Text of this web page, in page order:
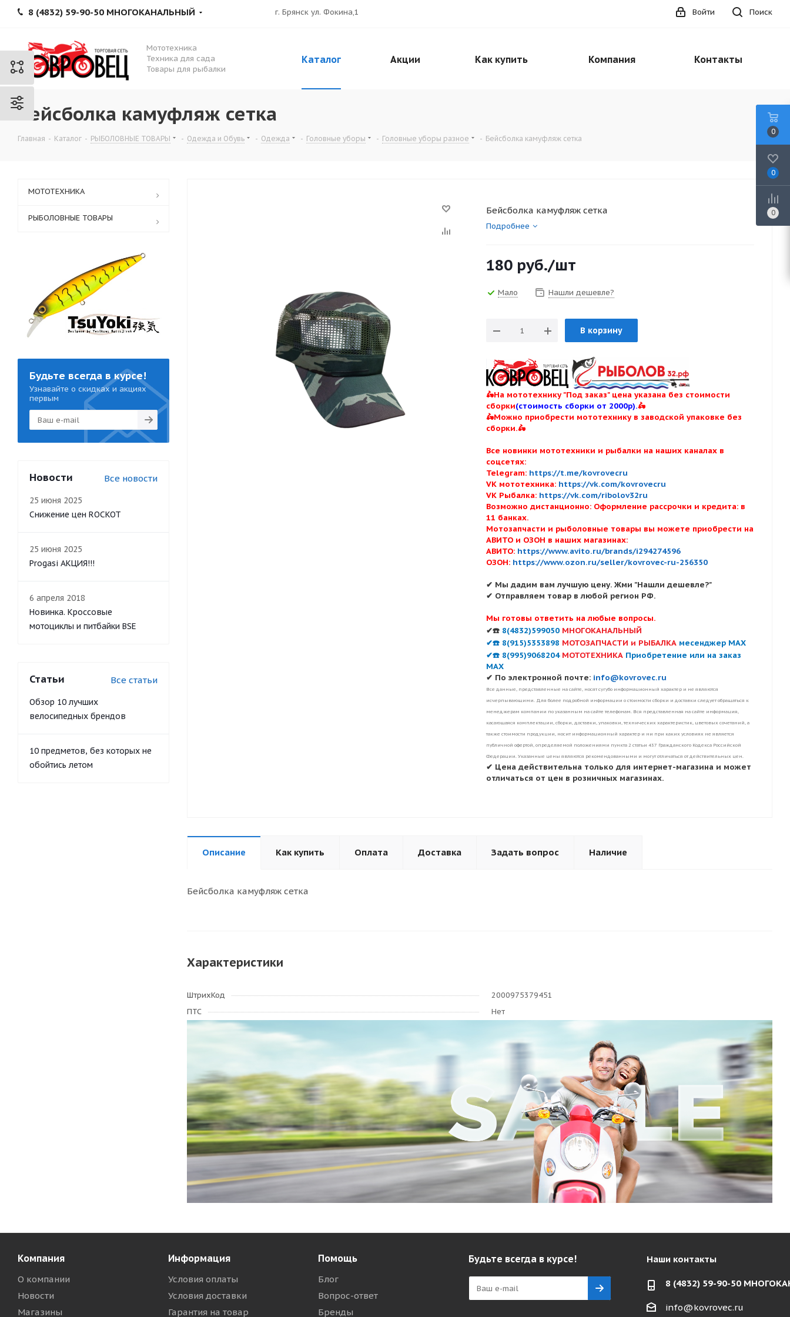
8 (4832) 59-90-50 МНОГОКАНАЛЬНЫЙ г. Брянск ул. Фокина,1 Поиск
Войти
Мототехника
Техника для сада
Товары для рыбалки
Каталог Акции Как купить Компания Контакты
Бейсболка камуфляж сетка
Главная - Каталог - РЫБОЛОВНЫЕ ТОВАРЫ - Одежда и Обувь - Одежда - Головные уборы - Головные уборы разное - Бейсболка камуфляж сетка
Бейсболка камуфляж сетка
Подробнее
180 руб./шт
Мало Нашли дешевле?
В корзину
🛵На мототехнику "Под заказ" цена указана без стоимости
сборки(стоимость сборки от 2000р).🛵
🛵Можно приобрести мототехнику в заводской упаковке без
сборки.🛵
Все новинки мототехники и рыбалки на наших каналах в
соцсетях:
Telegram: https://t.me/kovrovecru
VK мототехника: https://vk.com/kovrovecru
VK Рыбалка: https://vk.com/ribolov32ru
Возможно дистанционно: Оформление рассрочки и кредита: в
11 банках.
Мотозапчасти и рыболовные товары вы можете приобрести на
АВИТО и ОЗОН в наших магазинах:
АВИТО: https://www.avito.ru/brands/i294274596
ОЗОН: https://www.ozon.ru/seller/kovrovec-ru-256350
✔ Мы дадим вам лучшую цену. Жми "Нашли дешевле?"
✔ Отправляем товар в любой регион РФ.
Мы готовы ответить на любые вопросы.
✔☎️ 8(4832)599050 МНОГОКАНАЛЬНЫЙ
✔☎️ 8(915)5353898 МОТОЗАПЧАСТИ и РЫБАЛКА месенджер MAX
✔☎️ 8(995)9068204 МОТОТЕХНИКА Приобретение или на заказ
MAX
✔ По электронной почте: info@kovrovec.ru
Все данные, представленные на сайте, носят сугубо информационный характер и не являются
исчерпывающими. Для более подробной информации о стоимости сборки и доставки следует обращаться к
менеджерам компании по указанным на сайте телефонам. Вся представленная на сайте информация,
касающаяся комплектации, сборки, доставки, упаковки, технических характеристик, цветовых сочетаний, а
также стоимости продукции, носит информационный характер и ни при каких условиях не является
публичной офертой, определяемой положениями пункта 2 статьи 437 Гражданского Кодекса Российской
Федерации. Указанные цены являются рекомендованными и могут отличаться от действительных цен.
✔ Цена действительна только для интернет-магазина и может
отличаться от цен в розничных магазинах.
Описание Как купить Оплата Доставка Задать вопрос Наличие
Бейсболка камуфляж сетка
Характеристики
ШтрихКод
2000975379451
ПТС
Нет
МОТОТЕХНИКА
РЫБОЛОВНЫЕ ТОВАРЫ
Будьте всегда в курсе!
Узнавайте о скидках и акциях
первым
Новости Все новости
25 июня 2025
Снижение цен ROCKOT
25 июня 2025
Progasi АКЦИЯ!!!
6 апреля 2018
Новинка. Кроссовые
мотоциклы и питбайки BSE
Статьи Все статьи
Обзор 10 лучших
велосипедных брендов
10 предметов, без которых не
обойтись летом
Компания
О компании
Новости
Магазины
Информация
Условия оплаты
Условия доставки
Гарантия на товар
Помощь
Блог
Вопрос-ответ
Бренды
Будьте всегда в курсе! Наши контакты
8 (4832) 59-90-50
info@kovrovec.ru
0
0
0